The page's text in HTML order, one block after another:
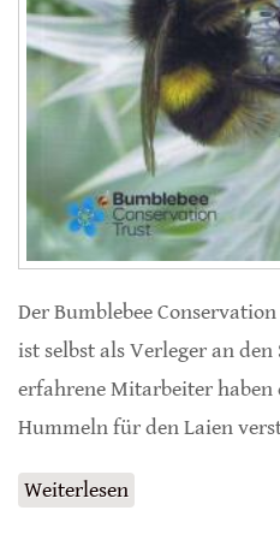
Der Bumblebee
ist selbst als Verleger an den
erfahrene Mitarbeiter
Hummeln für den Laien
Weiterlesen